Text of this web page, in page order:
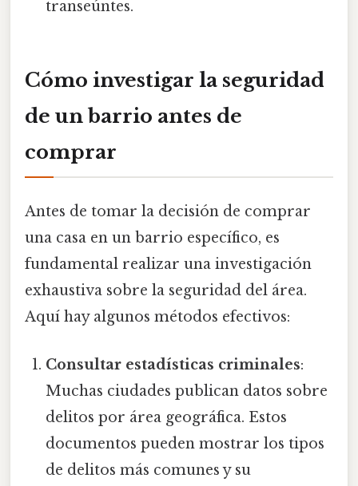
transeúntes.
Cómo investigar la seguridad
de un barrio antes de
comprar
Antes de tomar la decisión de comprar
una casa en un barrio específico, es
fundamental realizar una investigación
exhaustiva sobre la seguridad del área.
Aquí hay algunos métodos efectivos:
Consultar estadísticas criminales:
Muchas ciudades publican datos sobre
delitos por área geográfica. Estos
documentos pueden mostrar los tipos
de delitos más comunes y su